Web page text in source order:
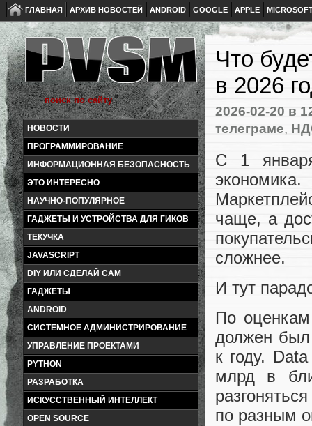
ГЛАВНАЯ АРХИВ НОВОСТЕЙ ANDROID GOOGLE APPLE
НОВОСТИ
ПРОГРАММИРОВАНИЕ
ИНФОРМАЦИОННАЯ БЕЗОПАСНОСТЬ
ЭТО ИНТЕРЕСНО
НАУЧНО-ПОПУЛЯРНОЕ
ГАДЖЕТЫ И УСТРОЙСТВА ДЛЯ ГИКОВ
ТЕКУЧКА
JAVASCRIPT
DIY ИЛИ СДЕЛАЙ САМ
ГАДЖЕТЫ
ANDROID
СИСТЕМНОЕ АДМИНИСТРИРОВАНИЕ
УПРАВЛЕНИЕ ПРОЕКТАМИ
PYTHON
РАЗРАБОТКА
ИСКУССТВЕННЫЙ ИНТЕЛЛЕКТ
OPEN SOURCE
Что
в 2026
2026-02-20 в
телеграме,
С 1
чаще, а
сложнее.
И тут
По
должен был
к году.
млрд в
по разным